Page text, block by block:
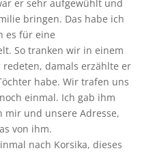
er sehr aufgewühlt und
bringen. Das habe ich
es für eine
So tranken wir in einem
damals erzählte er
habe. Wir trafen uns
einmal. Ich gab ihm
mir und unsere Adresse,
von ihm.
nach Korsika, dieses